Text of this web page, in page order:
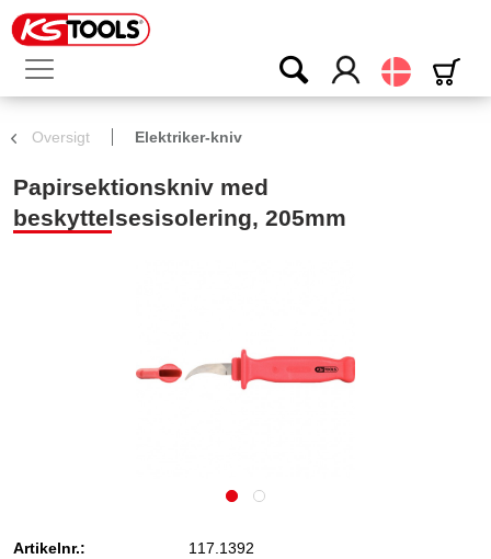
Dansk
Oversigt Elektriker-kniv
Papirsektionskniv med
beskyttelsesisolering, 205mm
Artikelnr.:
117.1392